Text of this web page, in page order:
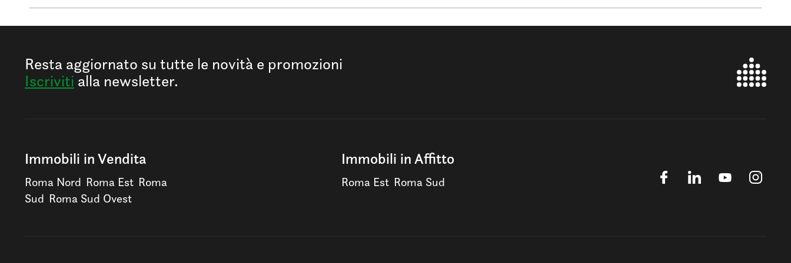
Resta aggiornato su tutte le novità e promozioni
Iscriviti alla newsletter.
Immobili in Vendita
Roma Nord Roma Est Roma
Sud Roma Sud Ovest
Immobili in Affitto
Roma Est Roma Sud